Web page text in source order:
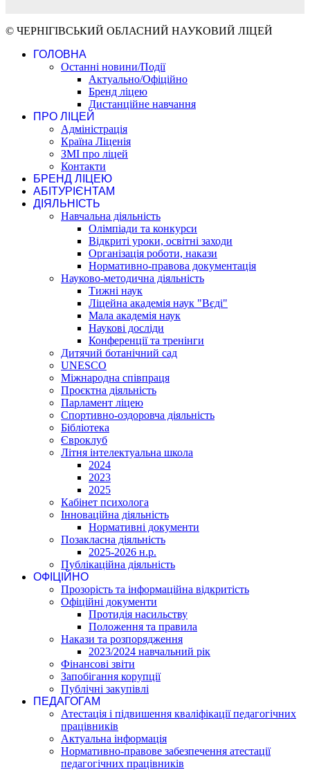
© ЧЕРНІГІВСЬКИЙ ОБЛАСНИЙ НАУКОВИЙ ЛІЦЕЙ
ГОЛОВНА
Останні новини/Події
Актуально/Офіційно
Бренд ліцею
Дистанційне навчання
ПРО ЛІЦЕЙ
Адміністрація
Країна Ліценія
ЗМІ про ліцей
Контакти
БРЕНД ЛІЦЕЮ
АБІТУРІЄНТАМ
ДІЯЛЬНІСТЬ
Навчальна діяльність
Олімпіади та конкурси
Відкриті уроки, освітні заходи
Організація роботи, накази
Нормативно-правова документація
Науково-методична діяльність
Тижні наук
Ліцейна академія наук "Вєді"
Мала академія наук
Наукові досліди
Конференції та тренінги
Дитячий ботанічний сад
UNESCO
Міжнародна співпраця
Проєктна діяльність
Парламент ліцею
Спортивно-оздоровча діяльність
Бібліотека
Євроклуб
Літня інтелектуальна школа
2024
2023
2025
Кабінет психолога
Інноваційна діяльність
Нормативні документи
Позакласна діяльність
2025-2026 н.р.
Публікаційна діяльність
ОФІЦІЙНО
Прозорість та інформаційна відкритість
Офіційні документи
Протидія насильству
Положення та правила
Накази та розпорядження
2023/2024 навчальний рік
Фінансові звіти
Запобігання корупції
Публічні закупівлі
ПЕДАГОГАМ
Атестація і підвишення кваліфікації педагогічних
працівників
Актуальна інформація
Нормативно-правове забезпечення атестації
педагогічних працівників